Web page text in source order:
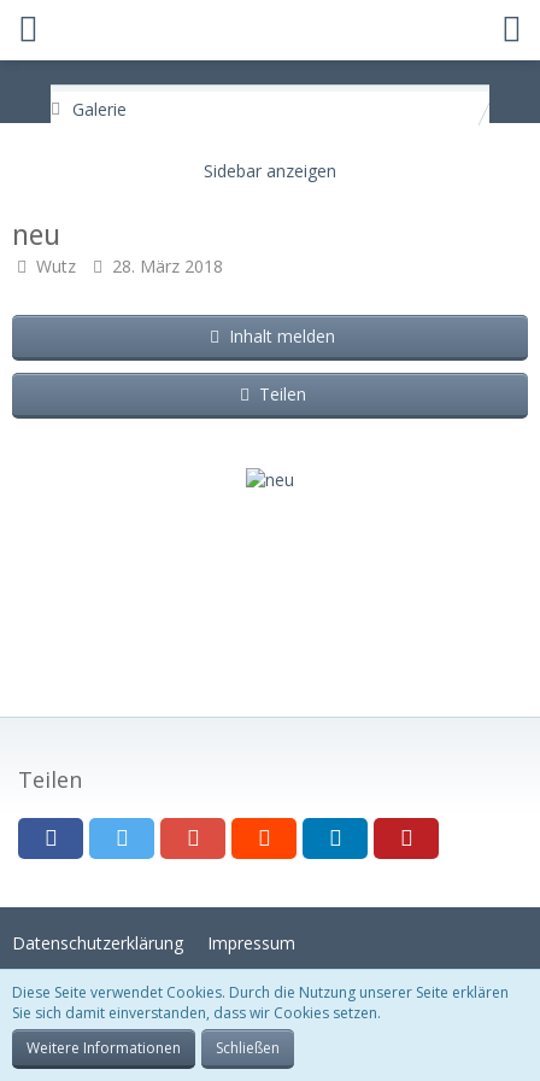
Galerie
neu
Wutz 28. März 2018
Inhalt melden
Teilen
Teilen
Datenschutzerklärung Impressum
Stil:Crystal Temptation , erstellt vonKittMedia
Community-Software:
Diese Seite verwendet Cookies. Durch die Nutzung unserer Seite erklären
Sie sich damit einverstanden, dass wir Cookies setzen.
Weitere Informationen
Schließen